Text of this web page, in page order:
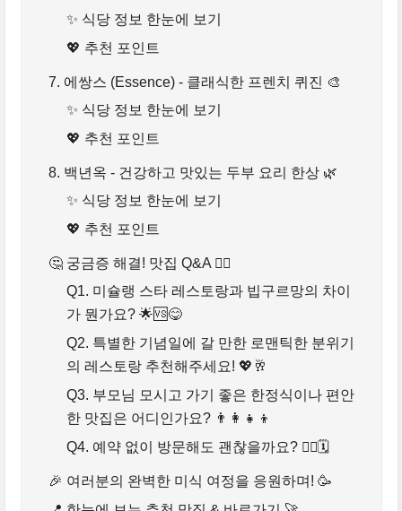
✨ 식당 정보 한눈에 보기
💖 추천 포인트
7. 에쌍스 (Essence) - 클래식한 프렌치 퀴진 🎨
✨ 식당 정보 한눈에 보기
💖 추천 포인트
8. 백년옥 - 건강하고 맛있는 두부 요리 한상 🌿
✨ 식당 정보 한눈에 보기
💖 추천 포인트
🤔 궁금증 해결! 맛집 Q&A 🙋‍♀️
Q1. 미슐랭 스타 레스토랑과 빕구르망의 차이
가 뭔가요? 🌟🆚😋
Q2. 특별한 기념일에 갈 만한 로맨틱한 분위기
의 레스토랑 추천해주세요! 💖🥂
Q3. 부모님 모시고 가기 좋은 한정식이나 편안
한 맛집은 어디인가요? 👨‍👩‍👧‍👦
Q4. 예약 없이 방문해도 괜찮을까요? 🚶‍♀️🗓️
🎉 여러분의 완벽한 미식 여정을 응원하며! 🥳